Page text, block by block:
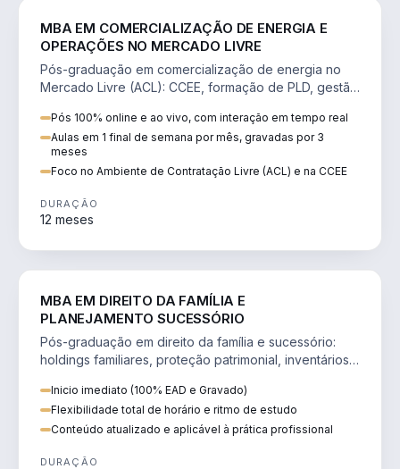
MBA EM COMERCIALIZAÇÃO DE ENERGIA E
OPERAÇÕES NO MERCADO LIVRE
Pós-graduação em comercialização de energia no
Mercado Livre (ACL): CCEE, formação de PLD, gestão
Pós 100% online e ao vivo, com interação em tempo real
Aulas em 1 final de semana por mês, gravadas por 3
meses
Foco no Ambiente de Contratação Livre (ACL) e na CCEE
DURAÇÃO
12 meses
MBA EM DIREITO DA FAMÍLIA E
PLANEJAMENTO SUCESSÓRIO
Pós-graduação em direito da família e sucessório:
holdings familiares, proteção patrimonial, inventários
Inicio imediato (100% EAD e Gravado)
Flexibilidade total de horário e ritmo de estudo
Conteúdo atualizado e aplicável à prática profissional
DURAÇÃO